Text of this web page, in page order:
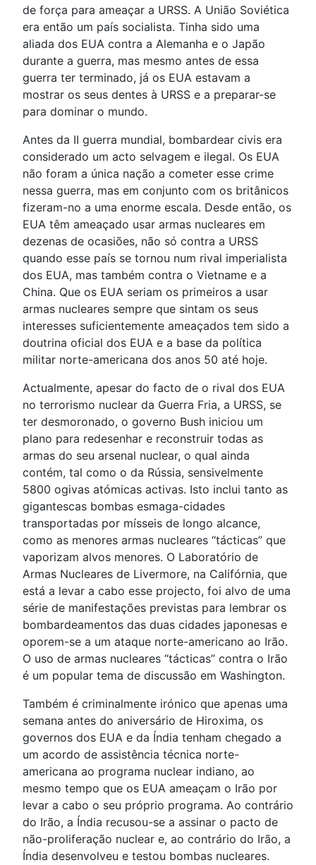
de força para ameaçar a URSS. A União Soviética
era então um país socialista. Tinha sido uma
aliada dos EUA contra a Alemanha e o Japão
durante a guerra, mas mesmo antes de essa
guerra ter terminado, já os EUA estavam a
mostrar os seus dentes à URSS e a preparar-se
para dominar o mundo.
Antes da II guerra mundial, bombardear civis era
considerado um acto selvagem e ilegal. Os EUA
não foram a única nação a cometer esse crime
nessa guerra, mas em conjunto com os britânicos
fizeram-no a uma enorme escala. Desde então, os
EUA têm ameaçado usar armas nucleares em
dezenas de ocasiões, não só contra a URSS
quando esse país se tornou num rival imperialista
dos EUA, mas também contra o Vietname e a
China. Que os EUA seriam os primeiros a usar
armas nucleares sempre que sintam os seus
interesses suficientemente ameaçados tem sido a
doutrina oficial dos EUA e a base da política
militar norte-americana dos anos 50 até hoje.
Actualmente, apesar do facto de o rival dos EUA
no terrorismo nuclear da Guerra Fria, a URSS, se
ter desmoronado, o governo Bush iniciou um
plano para redesenhar e reconstruir todas as
armas do seu arsenal nuclear, o qual ainda
contém, tal como o da Rússia, sensivelmente
5800 ogivas atómicas activas. Isto inclui tanto as
gigantescas bombas esmaga-cidades
transportadas por mísseis de longo alcance,
como as menores armas nucleares “tácticas” que
vaporizam alvos menores. O Laboratório de
Armas Nucleares de Livermore, na Califórnia, que
está a levar a cabo esse projecto, foi alvo de uma
série de manifestações previstas para lembrar os
bombardeamentos das duas cidades japonesas e
oporem-se a um ataque norte-americano ao Irão.
O uso de armas nucleares “tácticas” contra o Irão
é um popular tema de discussão em Washington.
Também é criminalmente irónico que apenas uma
semana antes do aniversário de Hiroxima, os
governos dos EUA e da Índia tenham chegado a
um acordo de assistência técnica norte-
americana ao programa nuclear indiano, ao
mesmo tempo que os EUA ameaçam o Irão por
levar a cabo o seu próprio programa. Ao contrário
do Irão, a Índia recusou-se a assinar o pacto de
não-proliferação nuclear e, ao contrário do Irão, a
Índia desenvolveu e testou bombas nucleares.